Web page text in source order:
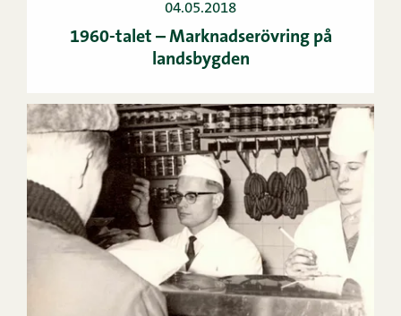
04.05.2018
1960-talet – Marknadserövring på
landsbygden